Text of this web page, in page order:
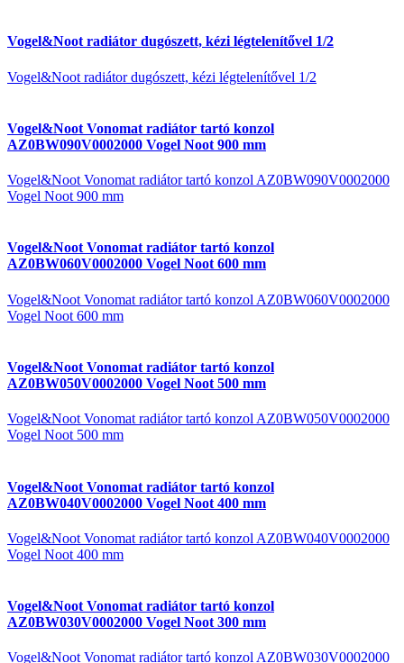
Vogel&Noot radiátor dugószett, kézi légtelenítővel 1/2
Vogel&Noot radiátor dugószett, kézi légtelenítővel 1/2
Vogel&Noot Vonomat radiátor tartó konzol
AZ0BW090V0002000 Vogel Noot 900 mm
Vogel&Noot Vonomat radiátor tartó konzol AZ0BW090V0002000
Vogel Noot 900 mm
Vogel&Noot Vonomat radiátor tartó konzol
AZ0BW060V0002000 Vogel Noot 600 mm
Vogel&Noot Vonomat radiátor tartó konzol AZ0BW060V0002000
Vogel Noot 600 mm
Vogel&Noot Vonomat radiátor tartó konzol
AZ0BW050V0002000 Vogel Noot 500 mm
Vogel&Noot Vonomat radiátor tartó konzol AZ0BW050V0002000
Vogel Noot 500 mm
Vogel&Noot Vonomat radiátor tartó konzol
AZ0BW040V0002000 Vogel Noot 400 mm
Vogel&Noot Vonomat radiátor tartó konzol AZ0BW040V0002000
Vogel Noot 400 mm
Vogel&Noot Vonomat radiátor tartó konzol
AZ0BW030V0002000 Vogel Noot 300 mm
Vogel&Noot Vonomat radiátor tartó konzol AZ0BW030V0002000